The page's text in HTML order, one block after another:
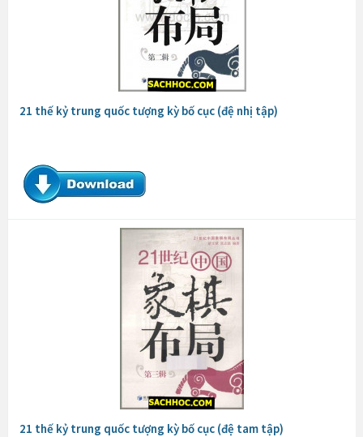
21 thế kỷ trung quốc tượng kỳ bố cục (đệ nhị tập)
21 thế kỷ trung quốc tượng kỳ bố cục (đệ tam tập)